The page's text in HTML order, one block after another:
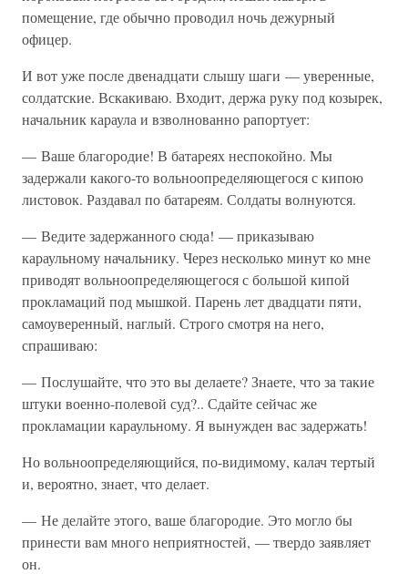
помещение, где обычно проводил ночь дежурный
офицер.
И вот уже после двенадцати слышу шаги — уверенные,
солдатские. Вскакиваю. Входит, держа руку под козырек,
начальник караула и взволнованно рапортует:
— Ваше благородие! В батареях неспокойно. Мы
задержали какого-то вольноопределяющегося с кипою
листовок. Раздавал по батареям. Солдаты волнуются.
— Ведите задержанного сюда! — приказываю
караульному начальнику. Через несколько минут ко мне
приводят вольноопределяющегося с большой кипой
прокламаций под мышкой. Парень лет двадцати пяти,
самоуверенный, наглый. Строго смотря на него,
спрашиваю:
— Послушайте, что это вы делаете? Знаете, что за такие
штуки военно-полевой суд?.. Сдайте сейчас же
прокламации караульному. Я вынужден вас задержать!
Но вольноопределяющийся, по-видимому, калач тертый
и, вероятно, знает, что делает.
— Не делайте этого, ваше благородие. Это могло бы
принести вам много неприятностей, — твердо заявляет
он.